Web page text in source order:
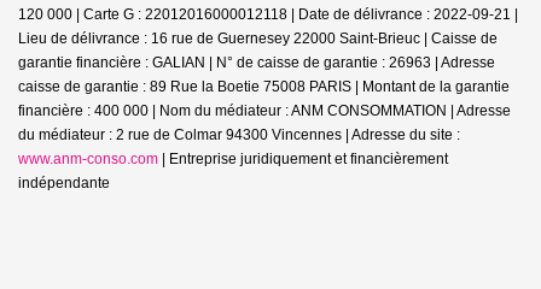
120 000 | Carte G : 22012016000012118 | Date de délivrance : 2022-09-21 |
Lieu de délivrance : 16 rue de Guernesey 22000 Saint-Brieuc | Caisse de
garantie financière : GALIAN | N° de caisse de garantie : 26963 | Adresse
caisse de garantie : 89 Rue la Boetie 75008 PARIS | Montant de la garantie
financière : 400 000 | Nom du médiateur : ANM CONSOMMATION | Adresse
du médiateur : 2 rue de Colmar 94300 Vincennes | Adresse du site :
www.anm-conso.com | Entreprise juridiquement et financièrement
indépendante